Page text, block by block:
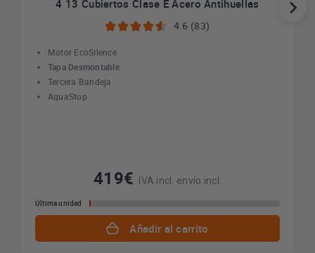
4 13 Cubiertos Clase E Acero Antihuellas
4.6 (83)
Motor EcoSilence
Tapa Desmontable
Tercera Bandeja
AquaStop
419€ IVA incl. envío incl.
Última unidad
Añadir al carrito